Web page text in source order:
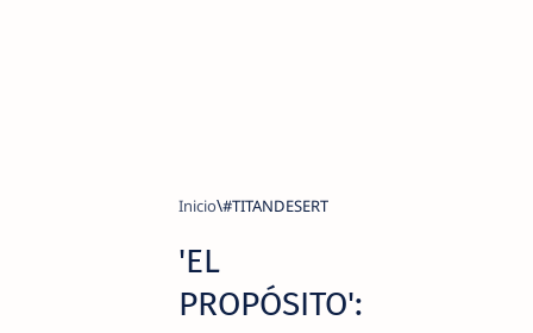
Inicio #TITANDESERT
'EL
PROPÓSITO':